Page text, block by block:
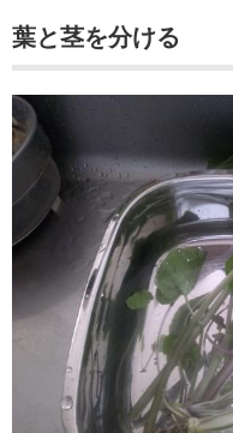
葉と茎を分ける